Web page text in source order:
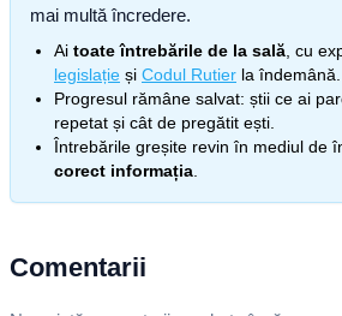
mai multă încredere.
Ai toate întrebările de la sală , cu
legislație și Codul Rutier la îndemână.
Progresul rămâne salvat: știi ce ai
repetat și cât de pregătit ești.
Întrebările greșite revin în mediul de
corect informația
Comentarii